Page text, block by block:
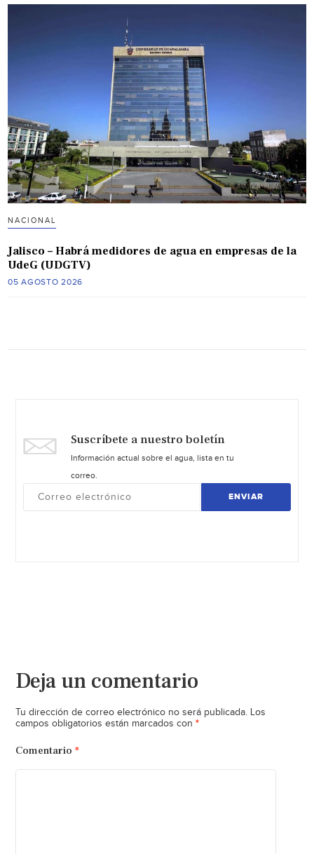
NACIONAL
Jalisco – Habrá medidores de agua en empresas de la
UdeG (UDGTV)
05 AGOSTO 2026
Suscríbete a nuestro boletín
Información actual sobre el agua, lista en tu
correo.
ENVIAR
Deja un comentario
Tu dirección de correo electrónico no será publicada. Los
campos obligatorios están marcados con *
Comentario *